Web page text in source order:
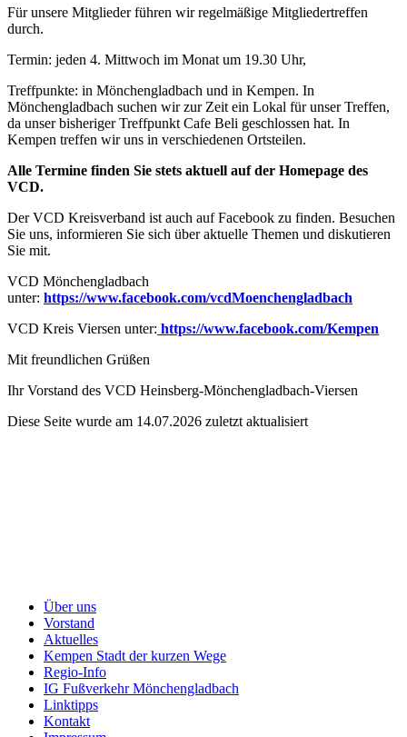
Für unsere Mitglieder führen wir regelmäßige Mitgliedertreffen
durch.
Termin: jeden 4. Mittwoch im Monat um 19.30 Uhr,
Treffpunkte: in Mönchengladbach und in Kempen. In
Mönchengladbach suchen wir zur Zeit ein Lokal für unser Treffen,
da unser bisheriger Treffpunkt Cafe Beli geschlossen hat. In
Kempen treffen wir uns in verschiedenen Ortsteilen.
Alle Termine finden Sie stets aktuell auf der Homepage des
VCD.
Der VCD Kreisverband ist auch auf Facebook zu finden. Besuchen
Sie uns, informieren Sie sich über aktuelle Themen und diskutieren
Sie mit.
VCD Mönchengladbach
unter: https://www.facebook.com/vcdMoenchengladbach
VCD Kreis Viersen unter: https://www.facebook.com/Kempen
Mit freundlichen Grüßen
Ihr Vorstand des VCD Heinsberg-Mönchengladbach-Viersen
Diese Seite wurde am 14.07.2026 zuletzt aktualisiert
Über uns
Vorstand
Aktuelles
Kempen Stadt der kurzen Wege
Regio-Info
IG Fußverkehr Mönchengladbach
Linktipps
Kontakt